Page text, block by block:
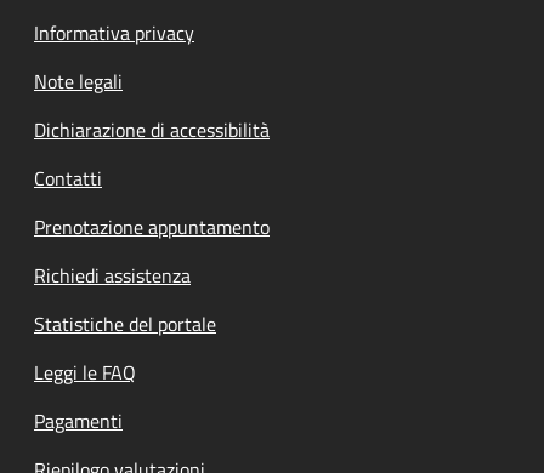
Informativa privacy
Note legali
Dichiarazione di accessibilità
Contatti
Prenotazione appuntamento
Richiedi assistenza
Statistiche del portale
Leggi le FAQ
Pagamenti